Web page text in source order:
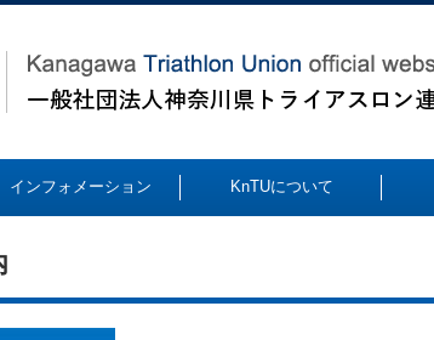
インフォメーション KnTUについて